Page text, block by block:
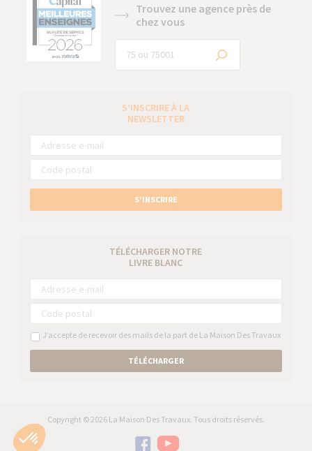
Trouvez une agence près de
chez vous
S’INSCRIRE À LA
NEWSLETTER
S’INSCRIRE
TÉLÉCHARGER NOTRE
LIVRE BLANC
J’accepte de recevoir des mails de la part de La Maison Des Travaux
TÉLÉCHARGER
Copyright © 2026 La Maison Des Travaux. Tous droits réservés.